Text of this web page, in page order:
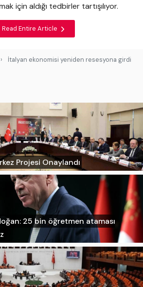
için aldığı tedbirler tartışılıyor.
Read Entire Article
İtalyan ekonomisi yeniden resesyona girdi
Projesi Onaylandı
25 bin öğretmen ataması